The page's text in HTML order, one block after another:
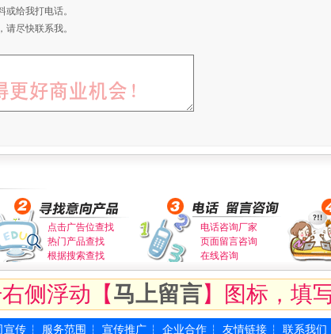
给我打电话。
尽快联系我。
点击广告位查找
热门产品查找
根据搜索查找
电话咨询厂家
页面留言咨询
在线咨询
侧浮动【马上留言】图标，填
宣传 ┆ 服务范围 ┆ 宣传推广 ┆ 企业合作 ┆ 友情链接 ┆ 联系我们